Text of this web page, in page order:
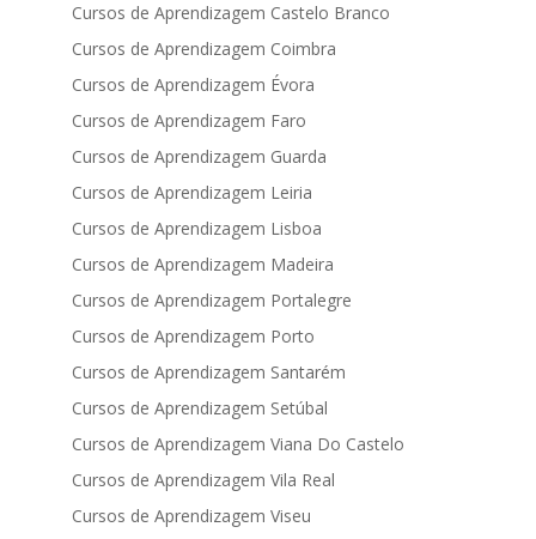
Cursos de Aprendizagem Castelo Branco
Cursos de Aprendizagem Coimbra
Cursos de Aprendizagem Évora
Cursos de Aprendizagem Faro
Cursos de Aprendizagem Guarda
Cursos de Aprendizagem Leiria
Cursos de Aprendizagem Lisboa
Cursos de Aprendizagem Madeira
Cursos de Aprendizagem Portalegre
Cursos de Aprendizagem Porto
Cursos de Aprendizagem Santarém
Cursos de Aprendizagem Setúbal
Cursos de Aprendizagem Viana Do Castelo
Cursos de Aprendizagem Vila Real
Cursos de Aprendizagem Viseu